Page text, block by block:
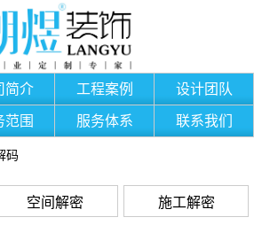
简介 工程案例 设计团队
范围 服务体系 联系我们
码
空间解密 施工解密